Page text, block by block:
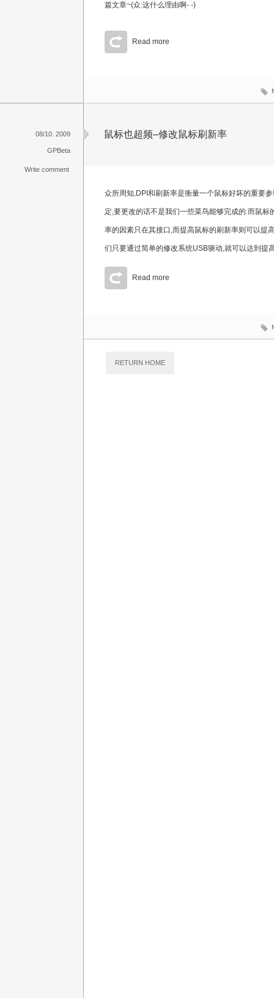
篇文章~(众:这什么理由啊- -)
Read more
鼠标也超频–修改鼠标刷新率
众所周知,DPI和刷新率是衡量一个鼠标好坏的重要
定,要更改的话不是我们一些菜鸟能够完成的.而鼠标
率的因素只在其接口,而提高鼠标的刷新率则可以提
们只要通过简单的修改系统USB驱动,就可以达到提
Read more
08/10. 2009
GPBeta
Write comment
RETURN HOME